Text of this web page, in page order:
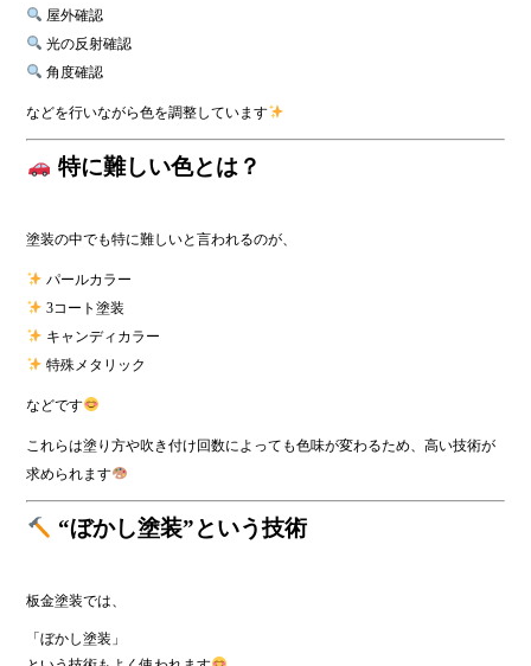
屋外確認
光の反射確認
角度確認
などを行いながら色を調整しています
特に難しい色とは？
塗装の中でも特に難しいと言われるのが、
パールカラー
3コート塗装
キャンディカラー
特殊メタリック
などです
これらは塗り方や吹き付け回数によっても色味が変わるため、高い技術が
求められます
“ぼかし塗装”という技術
板金塗装では、
「ぼかし塗装」